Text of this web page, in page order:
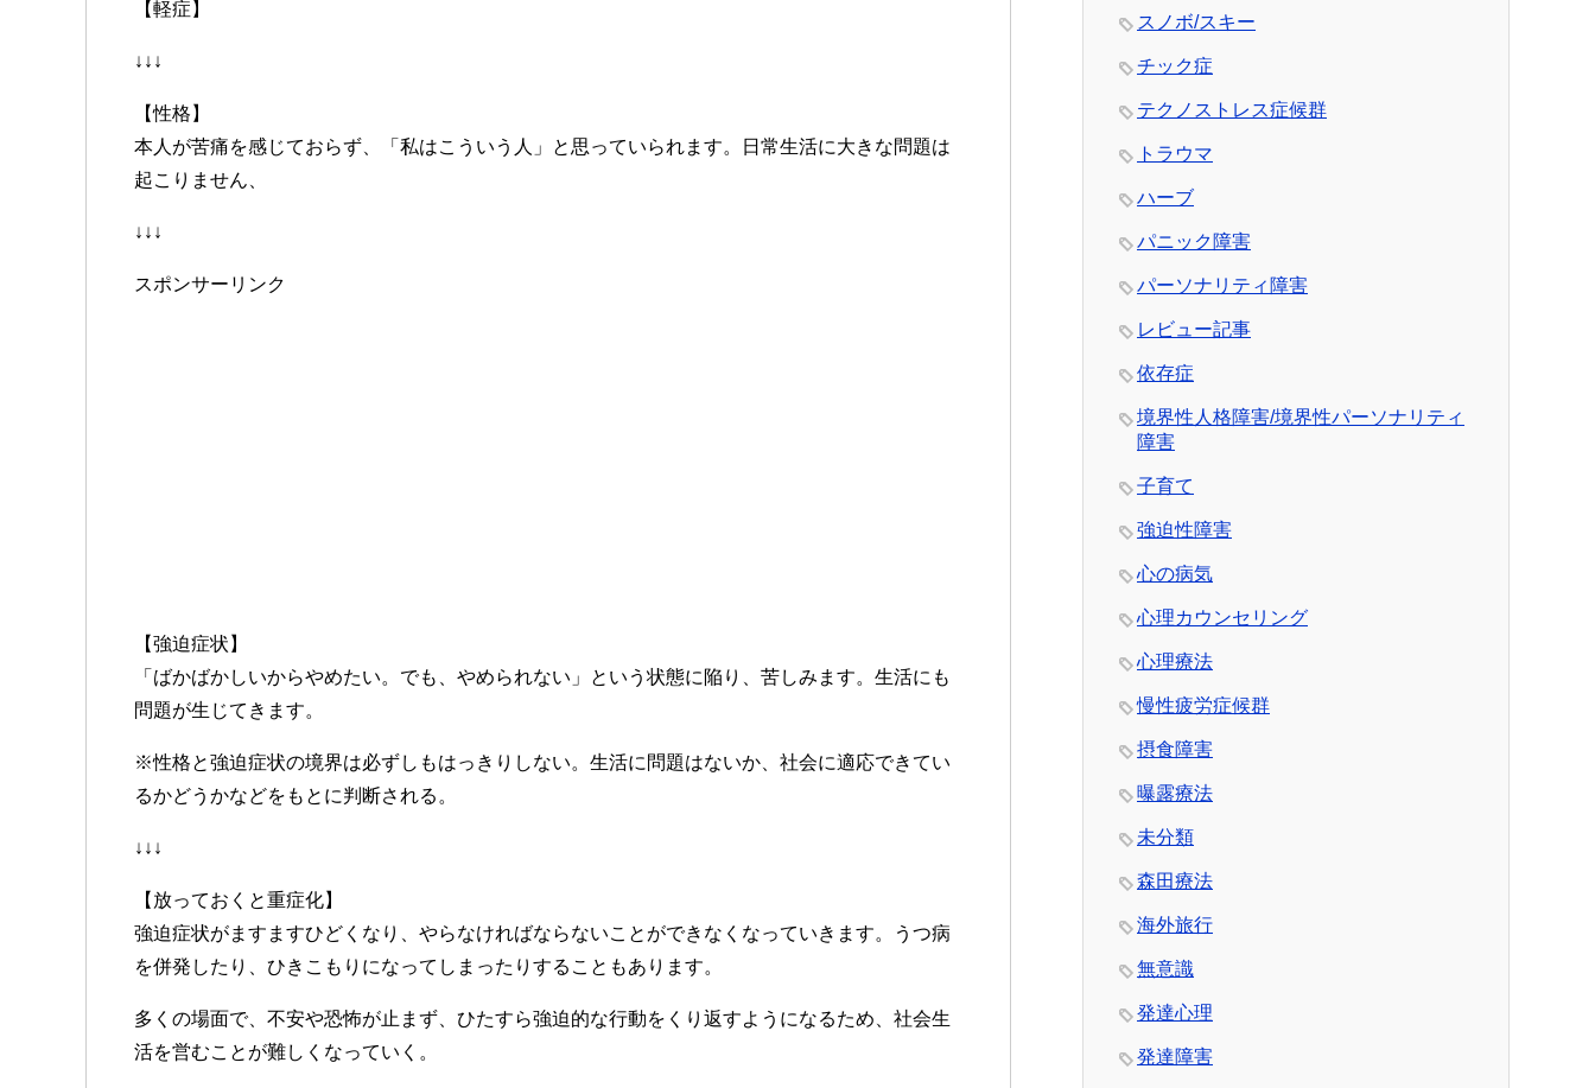
【軽症】
↓↓↓
【性格】
本人が苦痛を感じておらず、「私はこういう人」と思っていられます。日常生活に大きな問題は
起こりません、
↓↓↓
スポンサーリンク
【強迫症状】
「ばかばかしいからやめたい。でも、やめられない」という状態に陥り、苦しみます。生活にも
問題が生じてきます。
※性格と強迫症状の境界は必ずしもはっきりしない。生活に問題はないか、社会に適応できてい
るかどうかなどをもとに判断される。
↓↓↓
【放っておくと重症化】
強迫症状がますますひどくなり、やらなければならないことができなくなっていきます。うつ病
を併発したり、ひきこもりになってしまったりすることもあります。
多くの場面で、不安や恐怖が止まず、ひたすら強迫的な行動をくり返すようになるため、社会生
活を営むことが難しくなっていく。
スノボ/スキー
チック症
テクノストレス症候群
トラウマ
ハーブ
パニック障害
パーソナリティ障害
レビュー記事
依存症
境界性人格障害/境界性パーソナリティ
障害
子育て
強迫性障害
心の病気
心理カウンセリング
心理療法
慢性疲労症候群
摂食障害
曝露療法
未分類
森田療法
海外旅行
無意識
発達心理
発達障害